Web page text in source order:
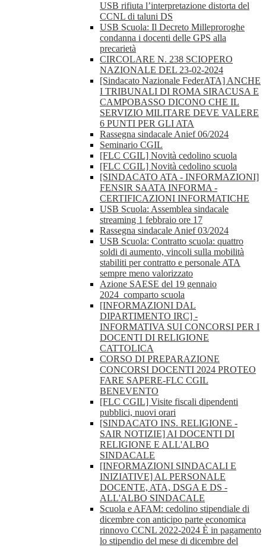
USB rifiuta l’interpretazione distorta del
CCNL di taluni DS
USB Scuola: Il Decreto Milleproroghe
condanna i docenti delle GPS alla
precarietà
CIRCOLARE N. 238 SCIOPERO
NAZIONALE DEL 23-02-2024
[Sindacato Nazionale FederATA] ANCHE
I TRIBUNALI DI ROMA SIRACUSA E
CAMPOBASSO DICONO CHE IL
SERVIZIO MILITARE DEVE VALERE
6 PUNTI PER GLI ATA
Rassegna sindacale Anief 06/2024
Seminario CGIL
[FLC CGIL] Novità cedolino scuola
[FLC CGIL] Novità cedolino scuola
[SINDACATO ATA - INFORMAZIONI]
FENSIR SAATA INFORMA -
CERTIFICAZIONI INFORMATICHE
USB Scuola: Assemblea sindacale
streaming 1 febbraio ore 17
Rassegna sindacale Anief 03/2024
USB Scuola: Contratto scuola: quattro
soldi di aumento, vincoli sulla mobilità
stabiliti per contratto e personale ATA
sempre meno valorizzato
Azione SAESE del 19 gennaio
2024_comparto scuola
[INFORMAZIONI DAL
DIPARTIMENTO IRC] -
INFORMATIVA SUI CONCORSI PER I
DOCENTI DI RELIGIONE
CATTOLICA
CORSO DI PREPARAZIONE
CONCORSI DOCENTI 2024 PROTEO
FARE SAPERE-FLC CGIL
BENEVENTO
[FLC CGIL] Visite fiscali dipendenti
pubblici, nuovi orari
[SINDACATO INS. RELIGIONE -
SAIR NOTIZIE] AI DOCENTI DI
RELIGIONE E ALL'ALBO
SINDACALE
[INFORMAZIONI SINDACALI E
INIZIATIVE] AL PERSONALE
DOCENTE, ATA, DSGA E DS -
ALL'ALBO SINDACALE
Scuola e AFAM: cedolino stipendiale di
dicembre con anticipo parte economica
rinnovo CCNL 2022-2024 È in pagamento
lo stipendio del mese di dicembre del